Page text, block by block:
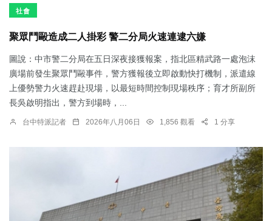
社會
聚眾鬥毆造成二人掛彩 警二分局火速連逮六嫌
圖說：中市警二分局在五日深夜接獲報案，指北區精武路一處泡沫
廣場前發生聚眾鬥毆事件，警方獲報後立即啟動快打機制，派遣線
上優勢警力火速趕赴現場，以最短時間控制現場秩序；育才所副所
長吳啟明指出，警方到場時，...
台中特派記者 2026年八月06日 1,856 觀看 1 分享